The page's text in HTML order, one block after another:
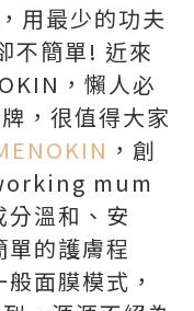
用最少的功夫
不簡單! 近來
，懶人必
，很值得大家
，創
mum
分溫和、安
的護膚程
面膜模式，